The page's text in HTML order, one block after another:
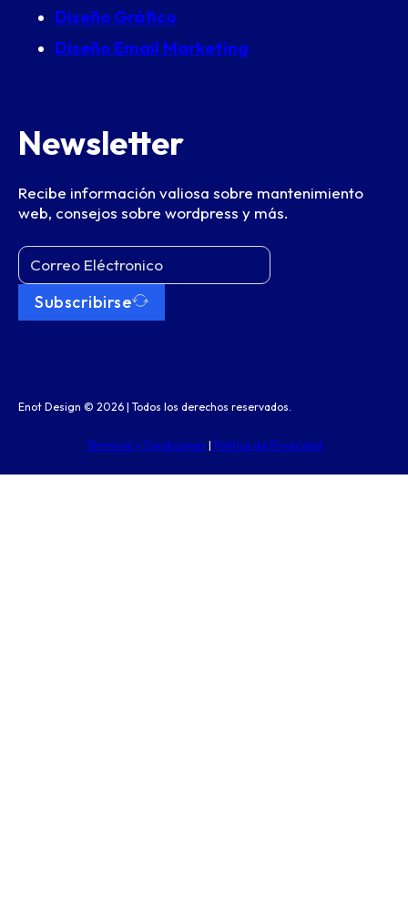
Diseño Gráfico
Diseño Email Marketing
Newsletter
Recibe información valiosa sobre mantenimiento
web, consejos sobre wordpress y más.
Subscribirse
Enot Design © 2026 | Todos los derechos reservados.
Términos y Condiciones | Política de Privacidad